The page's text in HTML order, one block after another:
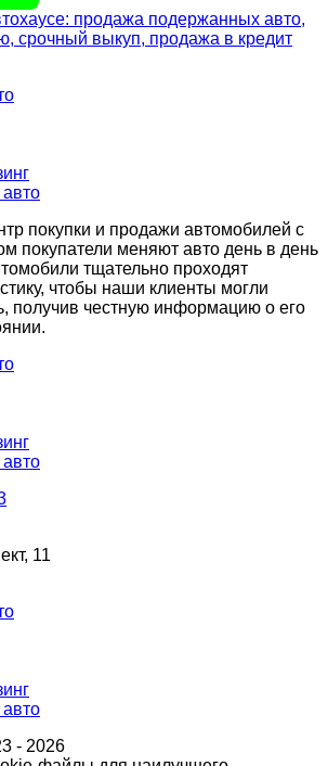
покупки и продажи автомобилей с
покупатели меняют авто день в день
тщательно проходят
чтобы наши клиенты могли
получив честную информацию о его
11
- 2026